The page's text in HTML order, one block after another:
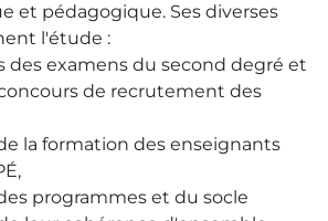
et pédagogique. Ses diverses
l'étude :
des examens du second degré et
de recrutement des
la formation des enseignants
programmes et du socle